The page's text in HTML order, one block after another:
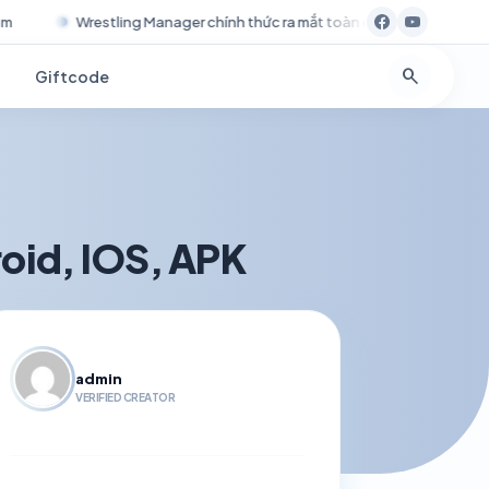
ra mắt toàn cầu, cho bạn xây dựng đế chế đấu vật chuyên nghiệp
Giftcode search
IOS, APK
admin
VERIFIED CREATOR